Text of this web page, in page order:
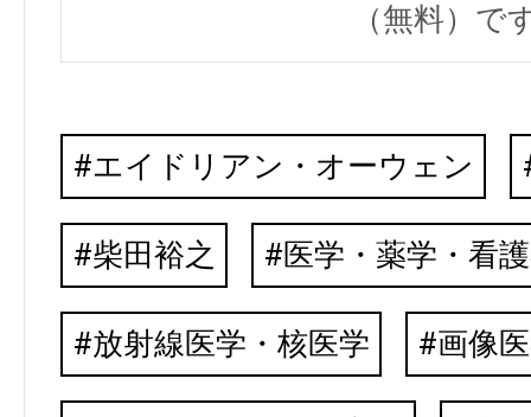
（無料）で
エイドリアン・オーウェン
柴田裕之 医学・薬学・看
放射線医学・核医学 画像